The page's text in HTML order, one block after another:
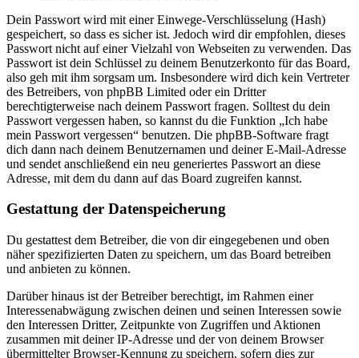
Dein Passwort wird mit einer Einwege-Verschlüsselung (Hash)
gespeichert, so dass es sicher ist. Jedoch wird dir empfohlen, dieses
Passwort nicht auf einer Vielzahl von Webseiten zu verwenden. Das
Passwort ist dein Schlüssel zu deinem Benutzerkonto für das Board,
also geh mit ihm sorgsam um. Insbesondere wird dich kein Vertreter
des Betreibers, von phpBB Limited oder ein Dritter
berechtigterweise nach deinem Passwort fragen. Solltest du dein
Passwort vergessen haben, so kannst du die Funktion „Ich habe
mein Passwort vergessen“ benutzen. Die phpBB-Software fragt
dich dann nach deinem Benutzernamen und deiner E-Mail-Adresse
und sendet anschließend ein neu generiertes Passwort an diese
Adresse, mit dem du dann auf das Board zugreifen kannst.
Gestattung der Datenspeicherung
Du gestattest dem Betreiber, die von dir eingegebenen und oben
näher spezifizierten Daten zu speichern, um das Board betreiben
und anbieten zu können.
Darüber hinaus ist der Betreiber berechtigt, im Rahmen einer
Interessenabwägung zwischen deinen und seinen Interessen sowie
den Interessen Dritter, Zeitpunkte von Zugriffen und Aktionen
zusammen mit deiner IP-Adresse und der von deinem Browser
übermittelter Browser-Kennung zu speichern, sofern dies zur